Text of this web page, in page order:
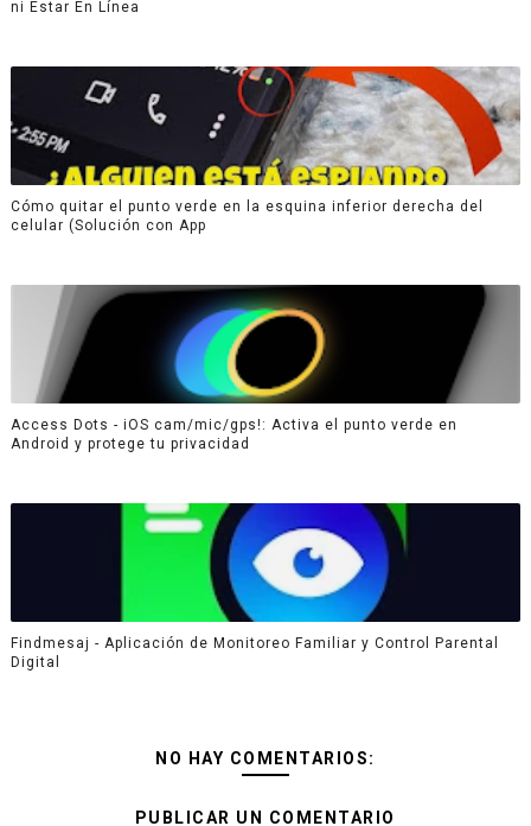
ni Estar En Línea
Cómo quitar el punto verde en la esquina inferior derecha del
celular (Solución con App
Access Dots - iOS cam/mic/gps!: Activa el punto verde en
Android y protege tu privacidad
Findmesaj - Aplicación de Monitoreo Familiar y Control Parental
Digital
NO HAY COMENTARIOS:
PUBLICAR UN COMENTARIO